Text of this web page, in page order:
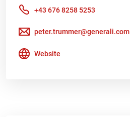
+43 676 8258 5253
peter.trummer@generali.com
Website